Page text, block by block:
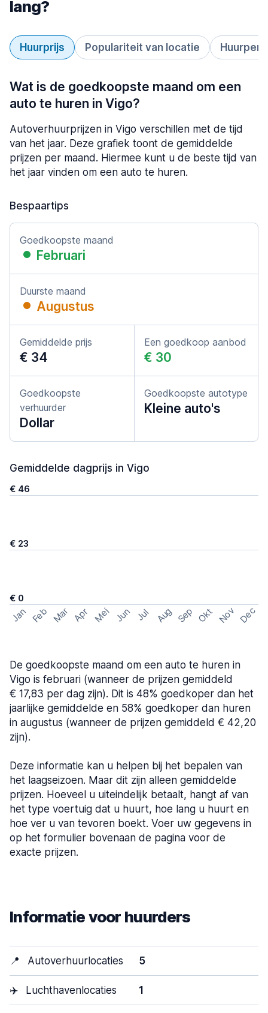
lang?
Huurprijs Populariteit van locatie
Wat is de goedkoopste maand om een
auto te huren in Vigo?
Autoverhuurprijzen in Vigo verschillen met de tijd
van het jaar. Deze grafiek toont de gemiddelde
prijzen per maand. Hiermee kunt u de beste tijd van
het jaar vinden om een auto te huren.
Bespaartips
Goedkoopste maand
Februari
Duurste maand
Augustus
Gemiddelde prijs
€ 34
Een goedkoop aanbod
€ 30
Goedkoopste
verhuurder
Dollar
Goedkoopste autotype
Kleine auto's
Gemiddelde dagprijs in Vigo
€ 46
€ 23
€ 0
Jan Feb Mar Apr Mei Jun Jul Aug Sep Okt Nov Dec
De goedkoopste maand om een auto te huren in
Vigo is februari (wanneer de prijzen gemiddeld
€ 17,83 per dag zijn). Dit is 48% goedkoper dan het
jaarlijke gemiddelde en 58% goedkoper dan huren
in augustus (wanneer de prijzen gemiddeld € 42,20
zijn).
Deze informatie kan u helpen bij het bepalen van
het laagseizoen. Maar dit zijn alleen gemiddelde
prijzen. Hoeveel u uiteindelijk betaalt, hangt af van
het type voertuig dat u huurt, hoe lang u huurt en
hoe ver u van tevoren boekt. Voer uw gegevens in
op het formulier bovenaan de pagina voor de
exacte prijzen.
Informatie voor huurders
📍 Autoverhuurlocaties 5
✈️ Luchthavenlocaties 1